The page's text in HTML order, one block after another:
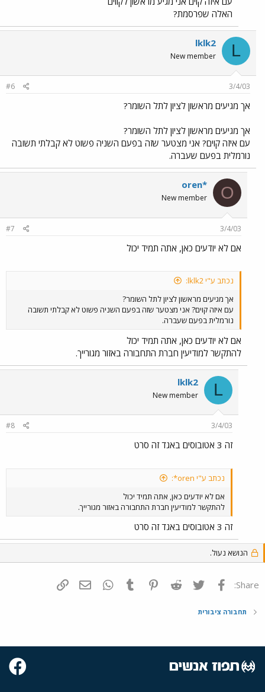
האלה שפרסמת?
L
lklk2
New member
3/4/03
#6
אך מגיעים מראשון לציון לתל השומר?
אך מגיעים מראשון לציון לתל השומר?
עם איזה קוים? אני מצטער שזה בפעם השניה פשוט לא קבלתי תשובה
נורמלית בפעם שעברה.
O
oren*
New member
3/4/03
#7
אם לא יודעים כאן, אתה תמיד יכול
נכתב ע"י lklk2:
אך מגיעים מראשון לציון לתל השומר?
עם איזה קוים? אני מצטער שזה בפעם השניה פשוט לא קבלתי תשובה
נורמלית בפעם שעברה.
אם לא יודעים כאן, אתה תמיד יכול
להתקשר למודיעין חברת התחבורה באזור מגורייך.
L
lklk2
New member
3/4/03
#8
זה 3 אטובוסים באגד זה סרט
נכתב ע"י oren*:
אם לא יודעים כאן, אתה תמיד יכול
להתקשר למודיעין חברת התחבורה באזור מגורייך.
זה 3 אטובוסים באגד זה סרט
הנושא נעול.
Share: פייסבוק Twitter
Reddit
Pinterest
Tumblr
WhatsAppדואר אלקטרוני
תחבורה ציבורית